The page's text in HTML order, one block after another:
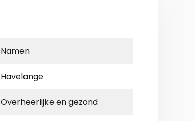
Namen
Havelange
Overheerlijke en gezond